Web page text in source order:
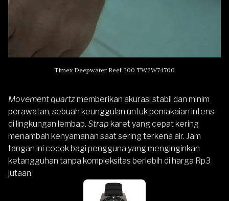
Timex Deepwater Reef 200 TW2W74700
Movement quartzmemberikan akurasi stabil dan minim
perawatan, sebuah keunggulan untuk pemakaian intens
di lingkungan lembap. Strap karet yang cepat kering
menambah kenyamanan saat sering terkena air. Jam
tangan ini cocok bagi pengguna yang menginginkan
ketangguhan tanpa kompleksitas berlebih di harga Rp3
jutaan.